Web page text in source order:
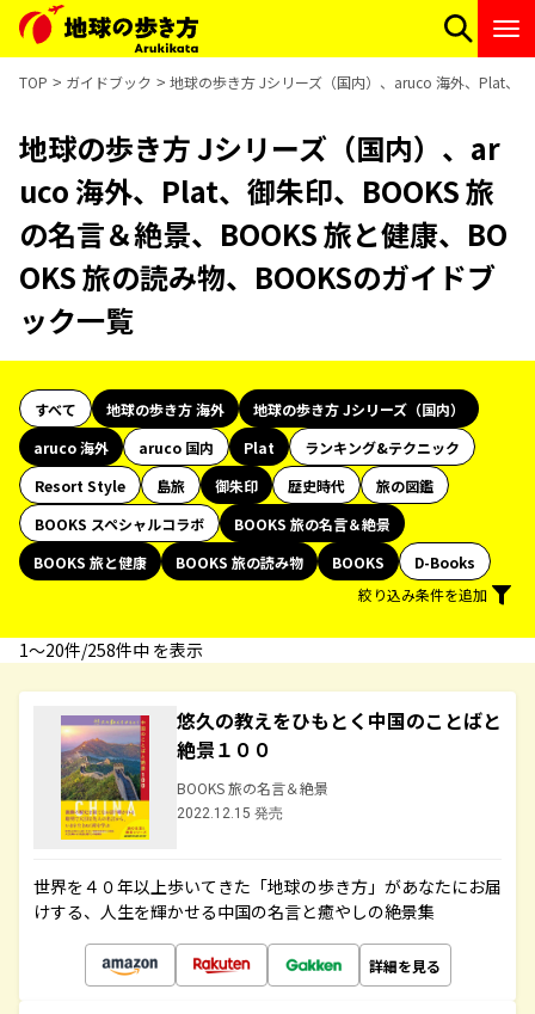
TOP ガイドブック 地球の歩き方 Jシリーズ（国内）、aruco 海外、Plat、
地球の歩き方 Jシリーズ（国内）、ar
uco 海外、Plat、御朱印、BOOKS 旅
の名言＆絶景、BOOKS 旅と健康、BO
OKS 旅の読み物、BOOKSのガイドブ
ック一覧
すべて 地球の歩き方 海外
地球の歩き方 Jシリーズ（国内）
aruco 海外
aruco 国内 Plat
ランキング&テクニック
Resort Style
島旅 御朱印 歴史時代
旅の図鑑
BOOKS スペシャルコラボ
BOOKS 旅の名言＆絶景
BOOKS 旅と健康
BOOKS 旅の読み物 BOOKS
D-Books
絞り込み条件を追加
1〜20件/258件中 を表示
悠久の教えをひもとく中国のことばと
絶景１００
BOOKS 旅の名言＆絶景
2022.12.15 発売
世界を４０年以上歩いてきた「地球の歩き方」があなたにお届
けする、人生を輝かせる中国の名言と癒やしの絶景集
詳細を見る